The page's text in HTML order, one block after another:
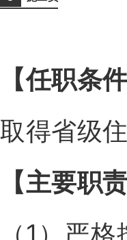
【任职条
取得省级
【主要职责
（1）严